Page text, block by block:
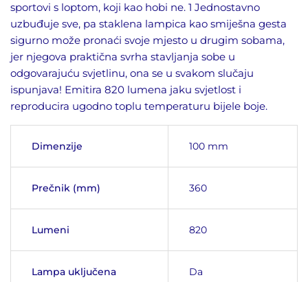
sportovi s loptom, koji kao hobi ne. 1 Jednostavno
uzbuđuje sve, pa staklena lampica kao smiješna gesta
sigurno može pronaći svoje mjesto u drugim sobama,
jer njegova praktična svrha stavljanja sobe u
odgovarajuću svjetlinu, ona se u svakom slučaju
ispunjava! Emitira 820 lumena jaku svjetlost i
reproducira ugodno toplu temperaturu bijele boje.
Dimenzije 100 mm
Prečnik (mm) 360
Lumeni 820
Lampa uključena Da